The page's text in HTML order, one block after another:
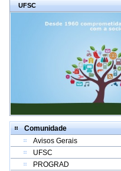
UFSC
Comunidade
Avisos Gerais
UFSC
PROGRAD